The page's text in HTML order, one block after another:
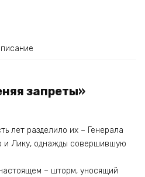
запреты»
лет разделило их – Генерала
и Лику, однажды совершившую
– шторм, уносящий